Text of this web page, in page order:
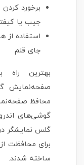
برخورد
جیب یا
استفاده از
جای قلم
بهترین راه
صفحه‌نمایش
محافظ
گوشی‌های
گلس نمایشگر
برای محافظت
ساخته شدند.